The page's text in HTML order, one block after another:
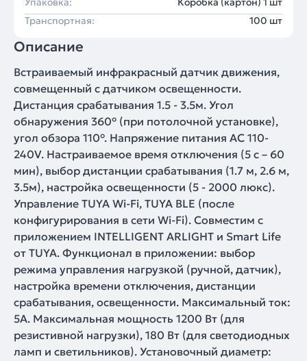
Транспортная:
100 шт
Описание
Встраиваемый инфракрасный датчик движения,
совмещенный с датчиком освещенности.
Дистанция срабатывания 1.5 - 3.5м. Угол
обнаружения 360° (при потолочной установке),
угол обзора 110°. Напряжение питания AC 110-
240V. Настраиваемое время отключения (5 c – 60
мин), выбор дистанции срабатывания (1.7 м, 2.6 м,
3.5м), настройка освещенности (5 - 2000 люкс).
Управление TUYA Wi-Fi, TUYA BLE (после
конфигурирования в сети Wi-Fi). Совместим с
приложением INTELLIGENT ARLIGHT и Smart Life
от TUYA. Функционал в приложении: выбор
режима управления нагрузкой (ручной, датчик),
настройка времени отключения, дистанции
срабатывания, освещенности. Максимальный ток:
5А. Максимальная мощность 1200 Вт (для
резистивной нагрузки), 180 Вт (для светодиодных
ламп и светильников). Установочный диаметр: